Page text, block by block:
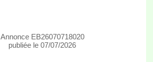
Annonce EB26070718020
publiée le 07/07/2026